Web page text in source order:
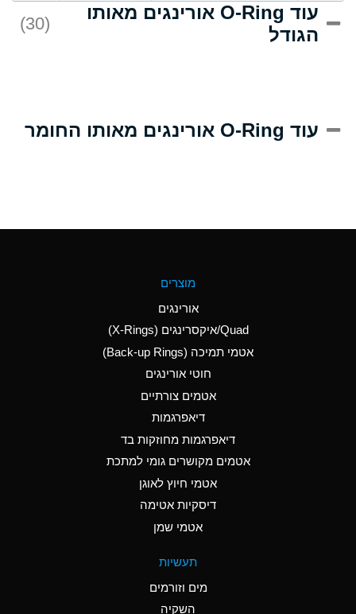
Acrlylonitrile
C
Adipic Acid
(Aqueous)
Aluminum Nitrate
(Aqueous)
Aluminum Phosphate
Ammonia Anhydrous
D
Ammonia Gas (cold)
D
Ammonia Gas (hot)
עוד O-Ring אורינגים מאותו
הגודל
(30)
עוד O-Ring אורינגים מאותו החומר
מוצרים
אורינגים
Quad/איקסרינגים (X-Rings)
אטמי תמיכה (Back-up Rings)
חוטי אורינגים
אטמים צורתיים
דיאפרגמות
דיאפרגמות מחוזקות בד
אטמים מקושרים גומי למתכת
אטמי חיוץ לאוגן
דיסקיות אטימה
אטמי שמן
תעשיות
מים וזורמים
השקיה